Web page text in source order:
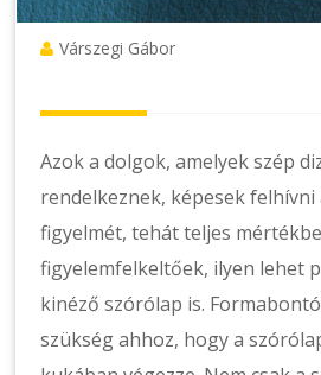
Várszegi Gábor
Azok a dolgok, amelyek szép
rendelkeznek, képesek
figyelmét, tehát teljes
figyelemfelkeltőek, ilyen lehet
kinéző szórólap is.
szükség ahhoz, hogy a